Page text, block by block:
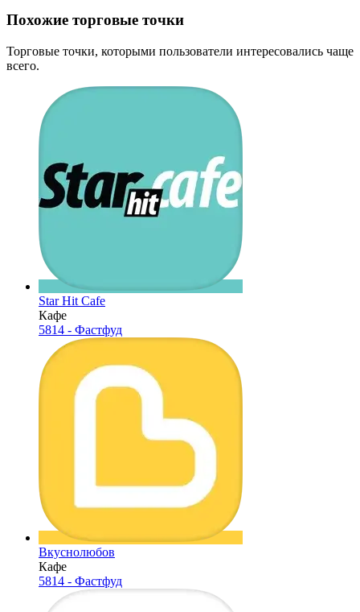
Похожие торговые точки
Торговые точки, которыми пользователи интересовались чаще
всего.
Star Hit Cafe
Кафе
5814 - Фастфуд
Вкуснолюбов
Кафе
5814 - Фастфуд